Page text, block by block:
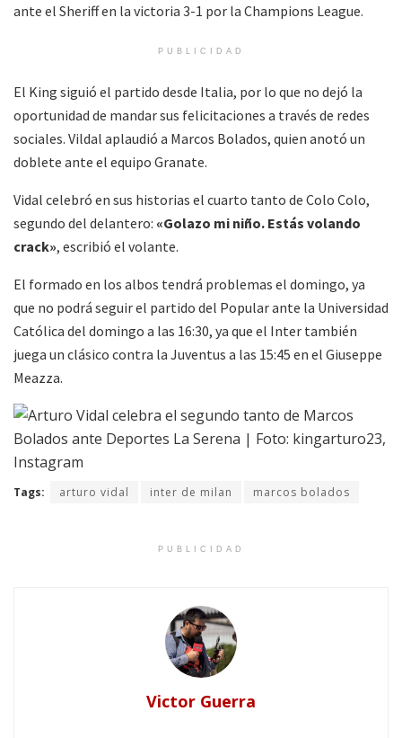
ante el Sheriff en la victoria 3-1 por la Champions League.
PUBLICIDAD
El King siguió el partido desde Italia, por lo que no dejó la
oportunidad de mandar sus felicitaciones a través de redes
sociales. Vildal aplaudió a Marcos Bolados, quien anotó un
doblete ante el equipo Granate.
Vidal celebró en sus historias el cuarto tanto de Colo Colo,
segundo del delantero: «Golazo mi niño. Estás volando
crack», escribió el volante.
El formado en los albos tendrá problemas el domingo, ya
que no podrá seguir el partido del Popular ante la Universidad
Católica del domingo a las 16:30, ya que el Inter también
juega un clásico contra la Juventus a las 15:45 en el Giuseppe
Meazza.
Tags: arturo vidal inter de milan marcos bolados
PUBLICIDAD
Victor Guerra